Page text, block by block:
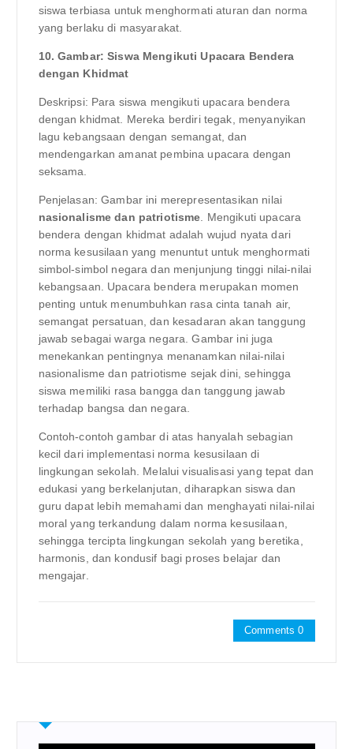
siswa terbiasa untuk menghormati aturan dan norma
yang berlaku di masyarakat.
10. Gambar: Siswa Mengikuti Upacara Bendera
dengan Khidmat
Deskripsi: Para siswa mengikuti upacara bendera
dengan khidmat. Mereka berdiri tegak, menyanyikan
lagu kebangsaan dengan semangat, dan
mendengarkan amanat pembina upacara dengan
seksama.
Penjelasan: Gambar ini merepresentasikan nilai
nasionalisme dan patriotisme . Mengikuti upacara
bendera dengan khidmat adalah wujud nyata dari
norma kesusilaan yang menuntut untuk menghormati
simbol-simbol negara dan menjunjung tinggi nilai-nilai
kebangsaan. Upacara bendera merupakan momen
penting untuk menumbuhkan rasa cinta tanah air,
semangat persatuan, dan kesadaran akan tanggung
jawab sebagai warga negara. Gambar ini juga
menekankan pentingnya menanamkan nilai-nilai
nasionalisme dan patriotisme sejak dini, sehingga
siswa memiliki rasa bangga dan tanggung jawab
terhadap bangsa dan negara.
Contoh-contoh gambar di atas hanyalah sebagian
kecil dari implementasi norma kesusilaan di
lingkungan sekolah. Melalui visualisasi yang tepat dan
edukasi yang berkelanjutan, diharapkan siswa dan
guru dapat lebih memahami dan menghayati nilai-nilai
moral yang terkandung dalam norma kesusilaan,
sehingga tercipta lingkungan sekolah yang beretika,
harmonis, dan kondusif bagi proses belajar dan
mengajar.
Comments 0